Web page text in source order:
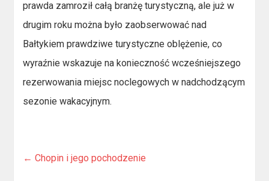
prawda zamroził całą branżę turystyczną, ale już w
drugim roku można było zaobserwować nad
Bałtykiem prawdziwe turystyczne oblężenie, co
wyraźnie wskazuje na konieczność wcześniejszego
rezerwowania miejsc noclegowych w nadchodzącym
sezonie wakacyjnym.
← Chopin i jego pochodzenie